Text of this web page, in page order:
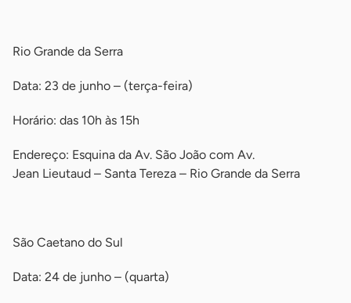
Rio Grande da Serra
Data: 23 de junho – (terça-feira)
Horário: das 10h às 15h
Endereço: Esquina da Av. São João com Av.
Jean Lieutaud – Santa Tereza – Rio Grande da Serra
São Caetano do Sul
Data: 24 de junho – (quarta)